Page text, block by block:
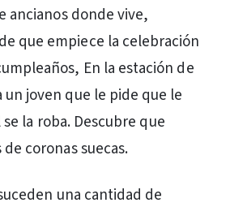
ancianos donde vive,
que empiece la celebración
En la estación de
un joven que le pide que le
la roba. Descubre que
coronas suecas.
una cantidad de